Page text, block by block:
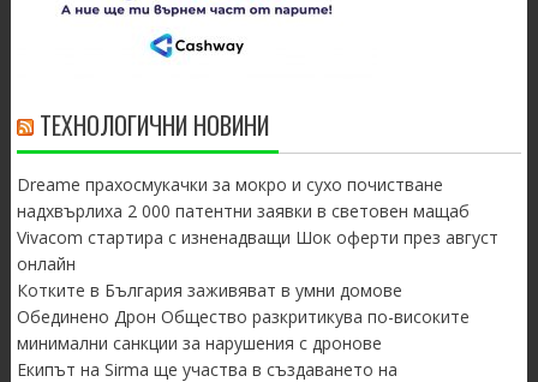
ТЕХНОЛОГИЧНИ НОВИНИ
Dreame прахосмукачки за мокро и сухо почистване
надхвърлиха 2 000 патентни заявки в световен мащаб
Vivacom стартира с изненадващи Шок оферти през август
онлайн
Котките в България заживяват в умни домове
Обединено Дрон Общество разкритикува по-високите
минимални санкции за нарушения с дронове
Екипът на Sirma ще участва в създаването на